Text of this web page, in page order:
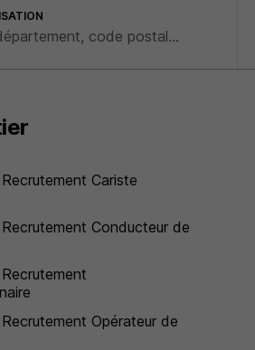
Cariste
Conducteur de
Opérateur de